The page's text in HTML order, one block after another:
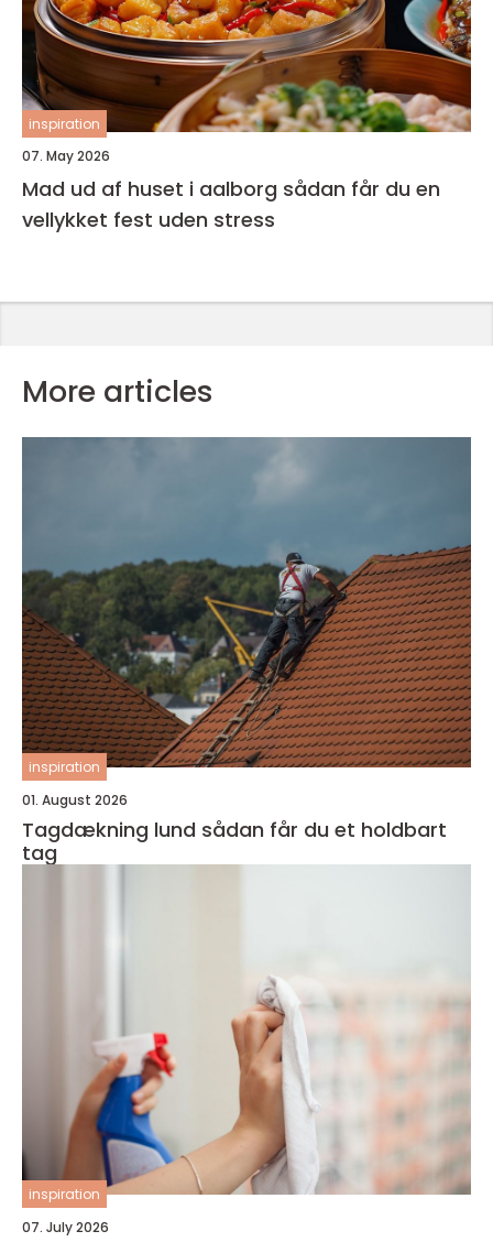
inspiration
07. May 2026
Mad ud af huset i aalborg sådan får du en
vellykket fest uden stress
More articles
inspiration
01. August 2026
Tagdækning lund sådan får du et holdbart
tag
inspiration
07. July 2026